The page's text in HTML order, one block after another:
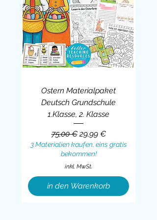
Ostern Materialpaket
Deutsch Grundschule
1.Klasse, 2. Klasse
Standardpreis
75,00 € Sale-Preis
29,99 €
3 Materialien kaufen, eins gratis
bekommen!
inkl. MwSt.
in den Warenkorb